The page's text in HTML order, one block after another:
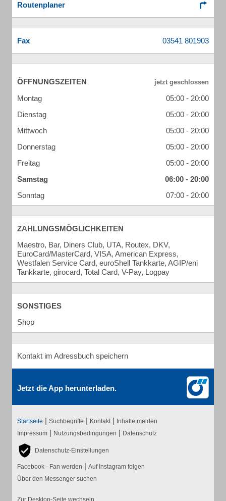
Routenplaner
Fax
ÖFFNUNGSZEITEN
Montag
05:00 - 20:00
Dienstag
05:00 - 20:00
Mittwoch
05:00 - 20:00
Donnerstag
05:00 - 20:00
Freitag
05:00 - 20:00
Samstag
06:00 - 20:00
Sonntag
07:00 - 20:00
ZAHLUNGSMÖGLICHKEITEN
Maestro, Bar, Diners Club, UTA, Routex, DKV,
EuroCard/MasterCard, VISA, American Express,
Westfalen Service Card, euroShell Tankkarte, AGIP/eni
Tankkarte, girocard, Total Card, V-Pay, Logpay
SONSTIGES
Shop
Kontakt im Adressbuch speichern
Jetzt die App herunterladen.
Startseite | Suchbegriffe | Kontakt | Inhalte melden
Impressum | Nutzungsbedingungen | Datenschutz
Datenschutz-Einstellungen
Facebook - Fan werden | Auf Instagram folgen
Über den Messenger suchen
Zur Desktop-Seite wechseln